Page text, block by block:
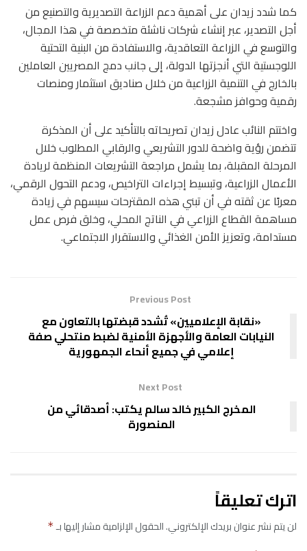
كما شدد زيدان على أهمية دعم الزراعة التصديرية والتصنيع من
أجل التصدير، عبر إنشاء شركات ناشئة متخصصة في هذا المجال،
والتوسع في الزراعة التعاقدية، والاستفادة من البنية التحتية
اللوجستية التي أنجزتها الدولة، إلى جانب دمج المصريين العاملين
بالخارج في التنمية الزراعية من خلال صناديق استثمار ومنصات
رقمية وحوافز مشجعة.
واختتم النائب عادل زيدان تصريحاته بالتأكيد على أن المذكرة
تتضمن رؤية واضحة للدور التشريعي والرقابي المطلوب خلال
المرحلة المقبلة، بما يشمل مراجعة التشريعات المنظمة لريادة
الأعمال الزراعية، وتبسيط إجراءات التراخيص، ودعم التحول الرقمي،
معربًا عن ثقته في أن تبني هذه المقترحات سيسهم في زيادة
مساهمة القطاع الزراعي في الناتج المحلي، وخلق فرص عمل
مستدامة، وتعزيز الأمن الغذائي والاستقرار الاجتماعي.
Previous Post
«نقابة الإعلاميين» تُشدد قبضتها بالتعاون مع
النيابات العامة والأجهزة الأمنية لضبط منتحلي صفة
إعلامي في جميع أنحاء الجمهورية
Next Post
المخرج الكبير خالد سالم يكتب: أصدقائي من
المنصورة
اترك تعليقاً
لن يتم نشر عنوان بريدك الإلكتروني.الحقول الإلزامية مشار إليها بـ*